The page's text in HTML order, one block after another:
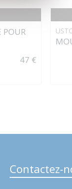
POUR
47 €
Contactez-